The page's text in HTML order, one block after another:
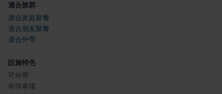
適合族群
適合家庭聚餐
適合朋友聚餐
適合外帶
設施特色
可外帶
有停車場